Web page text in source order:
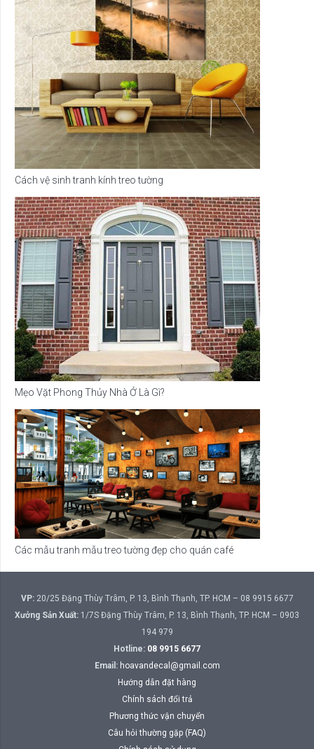
Cách vệ sinh tranh kính treo tường
Mẹo Vặt Phong Thủy Nhà Ở Là Gì?
Các mẫu tranh mẫu treo tường đẹp cho quán café
VP:20/25 Đặng Thùy Trâm, P. 13, Bình Thạnh, TP. HCM – 08 9915 6677
Xưởng Sản Xuất: 1/7S Đặng Thùy Trâm, P. 13, Bình Thạnh, TP. HCM – 0903
194 979
Hotline: 08 9915 6677
Email: hoavandecal@gmail.com
Hướng dẫn đặt hàng
Chính sách đổi trả
Phương thức vận chuyển
Câu hỏi thường gặp (FAQ)